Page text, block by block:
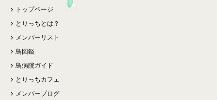
トップページ
とりっちとは？
メンバーリスト
鳥図鑑
鳥病院ガイド
とりっちカフェ
メンバーブログ